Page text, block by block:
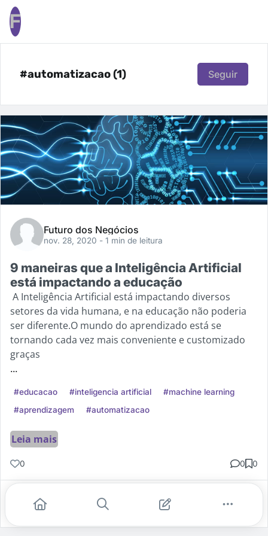
F
#automatizacao (1) Seguir
Futuro dos Negócios
nov. 28, 2020 - 1 min de leitura
9 maneiras que a Inteligência Artificial
está impactando a educação
A Inteligência Artificial está impactando diversos
setores da vida humana, e na educação não poderia
ser diferente.O mundo do aprendizado está se
tornando cada vez mais conveniente e customizado
graças
...
#educacao #inteligencia artificial
#machine learning
#aprendizagem
#automatizacao
Leia mais
0 0 0
Gostei Comentar Salvar